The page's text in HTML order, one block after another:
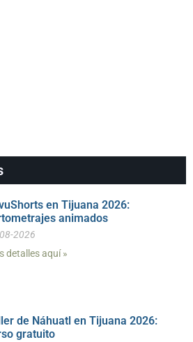
en Tijuana 2026:
animados
2026
detalles aquí »
de Náhuatl en Tijuana 2026:
gratuito